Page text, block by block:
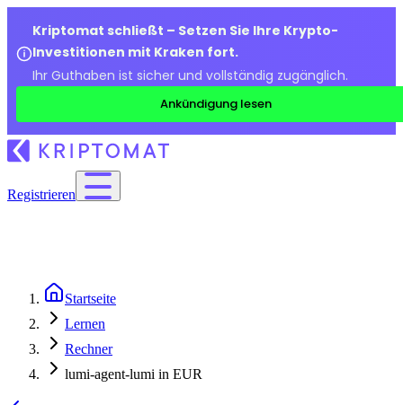
Kriptomat schließt – Setzen Sie Ihre Krypto-
Investitionen mit Kraken fort.
Ihr Guthaben ist sicher und vollständig zugänglich.
Ankündigung lesen
Registrieren
Startseite
Lernen
Rechner
lumi-agent-lumi in EUR